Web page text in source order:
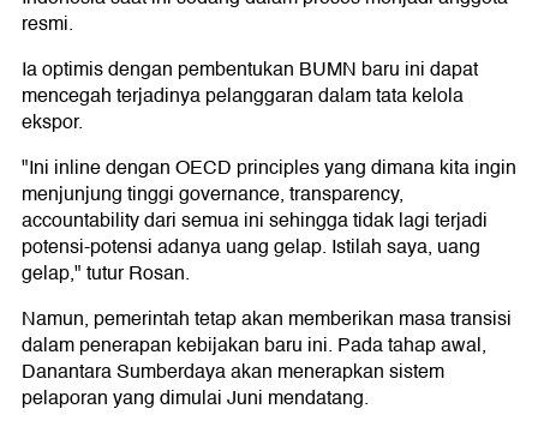
resmi.
Ia optimis dengan pembentukan BUMN baru ini dapat
mencegah terjadinya pelanggaran dalam tata kelola
ekspor.
"Ini inline dengan OECD principles yang dimana kita ingin
menjunjung tinggi governance, transparency,
accountability dari semua ini sehingga tidak lagi terjadi
potensi-potensi adanya uang gelap. Istilah saya, uang
gelap," tutur Rosan.
Namun, pemerintah tetap akan memberikan masa transisi
dalam penerapan kebijakan baru ini. Pada tahap awal,
Danantara Sumberdaya akan menerapkan sistem
pelaporan yang dimulai Juni mendatang.